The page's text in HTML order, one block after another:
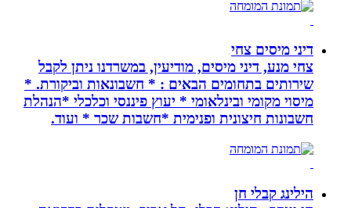
דיני מיסים צחי
צחי מנע, דיני מיסים, מודיעין, במשרדנו ניתן לקבל
שירותים בתחומים הבאים : * חשבונאות וביקורת. *
מיסוי מקומי ובינלאומי * יעוץ פיננסי וכלכלי *הנהלת
חשבונות חיצונית ופנימית *חשבות שכר * ועוד.
הילינג קבלי חן